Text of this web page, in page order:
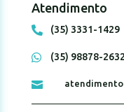
Atendimento
 (35) 3331-1429
 (35) 98878-2632
